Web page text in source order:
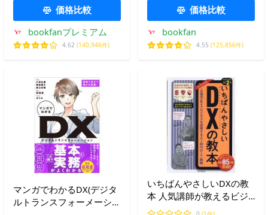
価格比較
bookfanプレミアム
4.62 (140,946件)
価格比較
bookfan
4.55 (125,856件)
マンガでわかるDX(デジタ
ルトランスフォーメーショ
いちばんやさしいDXの教
本 人気講師が教えるビジ
ネスを変革するAI時代のIT